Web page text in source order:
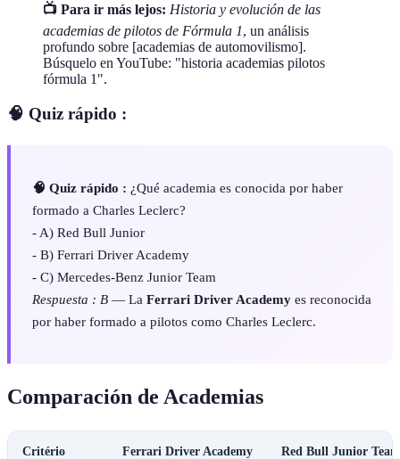
📺 Para ir más lejos: Historia y evolución de las
academias de pilotos de Fórmula 1, un análisis
profundo sobre [academias de automovilismo].
Búsquelo en YouTube: "historia academias pilotos
fórmula 1".
🧠 Quiz rápido :
🧠 Quiz rápido : ¿Qué academia es conocida por haber
formado a Charles Leclerc?
- A) Red Bull Junior
- B) Ferrari Driver Academy
- C) Mercedes-Benz Junior Team
Respuesta : B — La Ferrari Driver Academy es reconocida
por haber formado a pilotos como Charles Leclerc.
Comparación de Academias
Critério Ferrari Driver Academy Red Bull Junior Team